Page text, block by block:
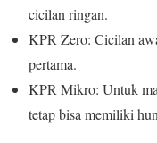
cicilan ringan.
KPR Zero: Cicilan
pertama.
KPR Mikro: Untuk
tetap bisa memiliki